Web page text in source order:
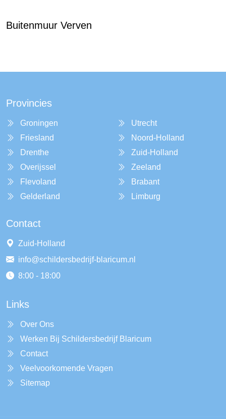
Buitenmuur Verven
Provincies
Groningen
Friesland
Drenthe
Overijssel
Flevoland
Gelderland
Utrecht
Noord-Holland
Zuid-Holland
Zeeland
Brabant
Limburg
Contact
Zuid-Holland
info@schildersbedrijf-blaricum.nl
8:00 - 18:00
Links
Over Ons
Werken Bij Schildersbedrijf Blaricum
Contact
Veelvoorkomende Vragen
Sitemap